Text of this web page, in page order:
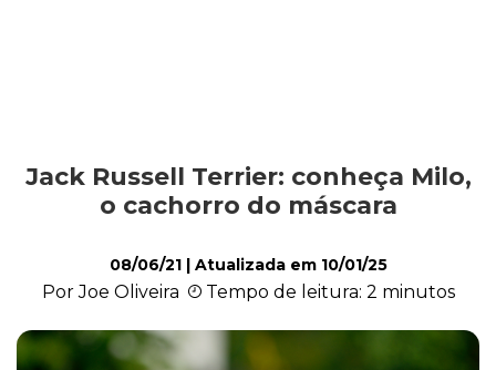
Alimentação
Curiosidades
Jack Russell Terrier: conheça Milo,
o cachorro do máscara
08/06/21| Atualizada em 10/01/25
Por Joe Oliveira Tempo de leitura: 2 minutos